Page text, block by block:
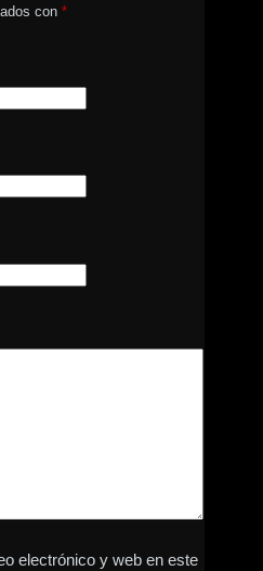
con *
electrónico y web en este